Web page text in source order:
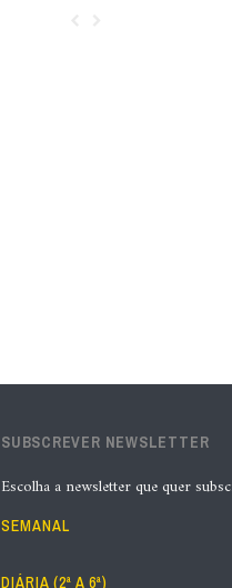
SUBSCREVER NEWSLETTER
Escolha a newsletter que quer
SEMANAL
DIÁRIA (2ª A 6ª)